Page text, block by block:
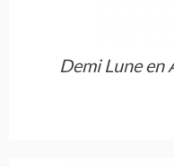
Demi Lune en